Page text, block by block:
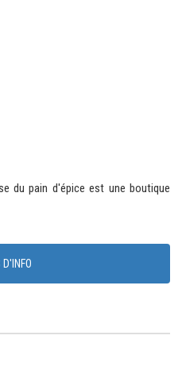
du pain d'épice est une boutique
D'INFO